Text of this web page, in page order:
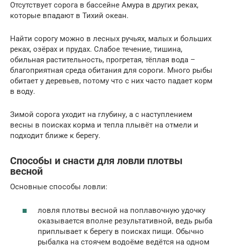
Отсутствует сорога в бассейне Амура в других реках,
которые впадают в Тихий океан.
Найти сорогу можно в лесных ручьях, малых и больших
реках, озёрах и прудах. Слабое течение, тишина,
обильная растительность, прогретая, тёплая вода –
благоприятная среда обитания для сороги. Много рыбы
обитает у деревьев, потому что с них часто падает корм
в воду.
Зимой сорога уходит на глубину, а с наступлением
весны в поисках корма и тепла плывёт на отмели и
подходит ближе к берегу.
Способы и снасти для ловли плотвы
весной
Основные способы ловли:
ловля плотвы весной на поплавочную удочку
оказывается вполне результативной, ведь рыба
приплывает к берегу в поисках пищи. Обычно
рыбалка на стоячем водоёме ведётся на одном